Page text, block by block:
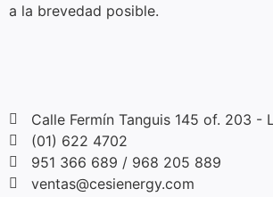
a la brevedad posible.
Calle Fermín Tanguis 145 of. 203 -
(01) 622 4702
951 366 689 / 968 205 889
ventas@cesienergy.com